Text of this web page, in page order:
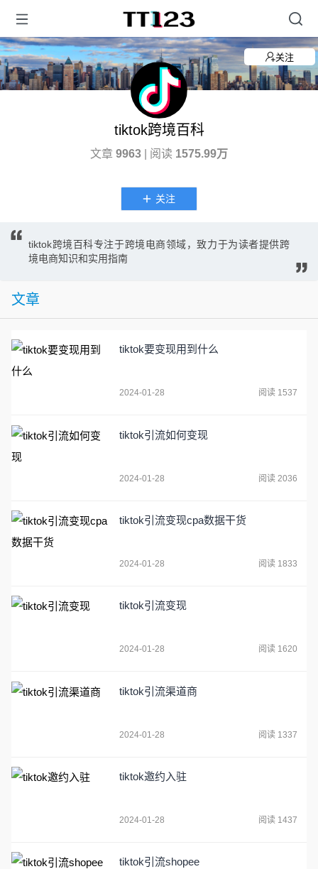
关注
tiktok跨境百科
文章 9963 | 阅读 1575.99万
关注
tiktok跨境百科专注于跨境电商领域，致力于为读者提供跨
境电商知识和实用指南
文章
tiktok要变现用到什么
2024-01-28 阅读 1537
tiktok引流如何变现
2024-01-28 阅读 2036
tiktok引流变现cpa数据干货
2024-01-28 阅读 1833
tiktok引流变现
2024-01-28 阅读 1620
tiktok引流渠道商
2024-01-28 阅读 1337
tiktok邀约入驻
2024-01-28 阅读 1437
tiktok引流shopee